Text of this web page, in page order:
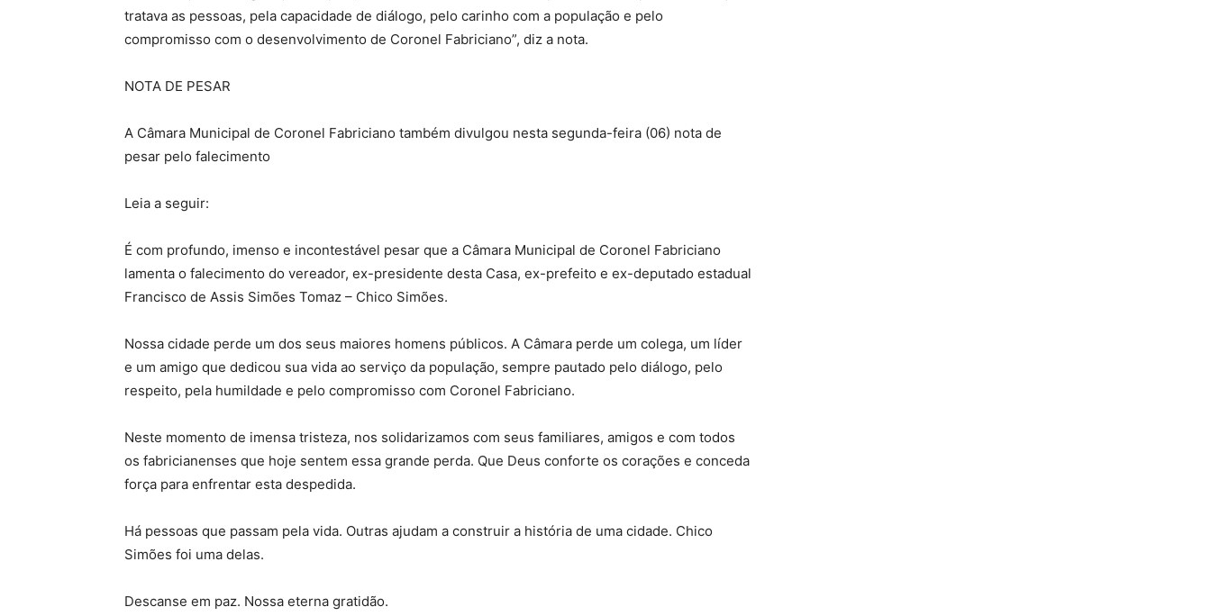
tratava as pessoas, pela capacidade de diálogo, pelo carinho com a população e pelo
compromisso com o desenvolvimento de Coronel Fabriciano”, diz a nota.
NOTA DE PESAR
A Câmara Municipal de Coronel Fabriciano também divulgou nesta segunda-feira (06) nota de
pesar pelo falecimento
Leia a seguir:
É com profundo, imenso e incontestável pesar que a Câmara Municipal de Coronel Fabriciano
lamenta o falecimento do vereador, ex-presidente desta Casa, ex-prefeito e ex-deputado estadual
Francisco de Assis Simões Tomaz – Chico Simões.
Nossa cidade perde um dos seus maiores homens públicos. A Câmara perde um colega, um líder
e um amigo que dedicou sua vida ao serviço da população, sempre pautado pelo diálogo, pelo
respeito, pela humildade e pelo compromisso com Coronel Fabriciano.
Neste momento de imensa tristeza, nos solidarizamos com seus familiares, amigos e com todos
os fabricianenses que hoje sentem essa grande perda. Que Deus conforte os corações e conceda
força para enfrentar esta despedida.
Há pessoas que passam pela vida. Outras ajudam a construir a história de uma cidade. Chico
Simões foi uma delas.
Descanse em paz. Nossa eterna gratidão.